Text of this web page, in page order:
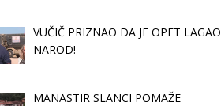
VUČIČ PRIZNAO DA JE OPET LAGAO
NAROD!
MANASTIR SLANCI POMAŽE